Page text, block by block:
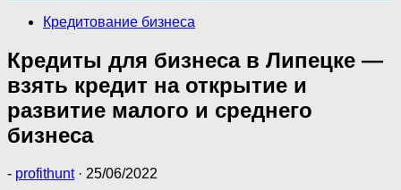
Кредитование бизнеса
Кредиты для бизнеса в Липецке —
взять кредит на открытие и
развитие малого и среднего
бизнеса
- profithunt · 25/06/2022